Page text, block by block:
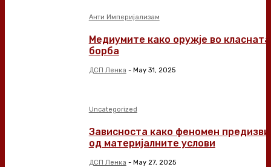
Анти Империјализам
Медиумите како оружје во класната
борба
ДСП Ленка - May 31, 2025
Uncategorized
Зависноста како феномен
од материјалните услови
ДСП Ленка - May 27, 2025